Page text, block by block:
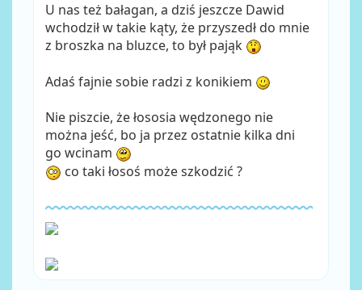
U nas też bałagan, a dziś jeszcze Dawid
wchodził w takie kąty, że przyszedł do mnie
z broszka na bluzce, to był pająk
Adaś fajnie sobie radzi z konikiem
Nie piszcie, że łososia wędzonego nie
można jeść, bo ja przez ostatnie kilka dni
go wcinam
co taki łosoś może szkodzić ?